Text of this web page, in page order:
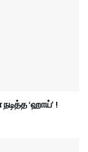
‘ஹாய்’ !